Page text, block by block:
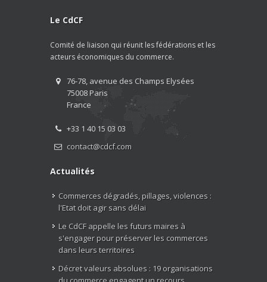
Le CdCF
Comité de liaison qui réunit les fédérations et les
acteurs économiques du commerce.
76-78, avenue des Champs Elysées
75008 Paris
France
+33 1 40 15 03 03
contact@cdcf.com
Actualités
Commerces dégradés, pillages, violences :
l'Etat doit agir sans délai
Le CdCF appelle les futurs maires à
s'engager pour préserver les commerces
dans leurs territoires
Décret valeurs absolues : 19 organisations